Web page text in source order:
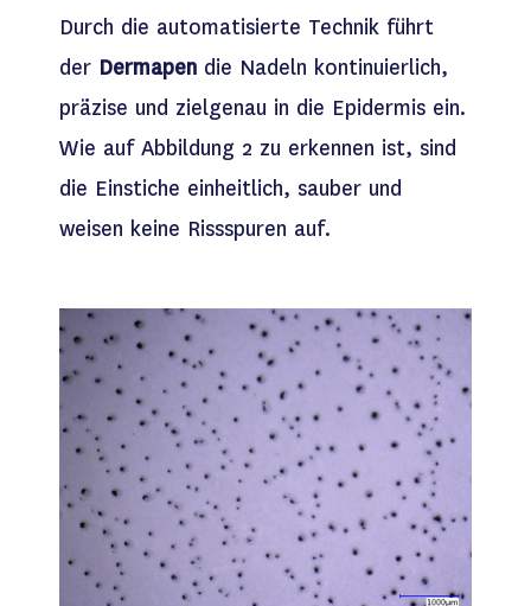
Durch die automatisierte Technik führt
der Dermapen die Nadeln kontinuierlich,
präzise und zielgenau in die Epidermis ein.
Wie auf Abbildung 2 zu erkennen ist, sind
die Einstiche einheitlich, sauber und
weisen keine Rissspuren auf.